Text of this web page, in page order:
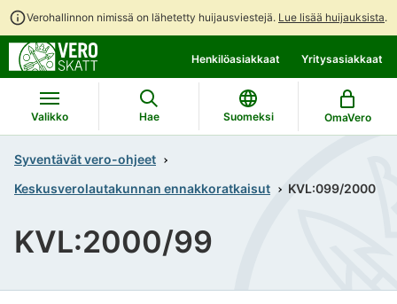
Verohallinnon nimissä on lähetetty huijausviestejä. Lue lisää huijauksista.
suoraan
sisältöön
koko
sivuston
hakuun
Henkilöasiakkaat Yritysasiakkaat
Valikko Hae Suomeksi OmaVero
Syventävät vero-ohjeet
Keskusverolautakunnan ennakkoratkaisut
KVL:099/2000
KVL:2000/99